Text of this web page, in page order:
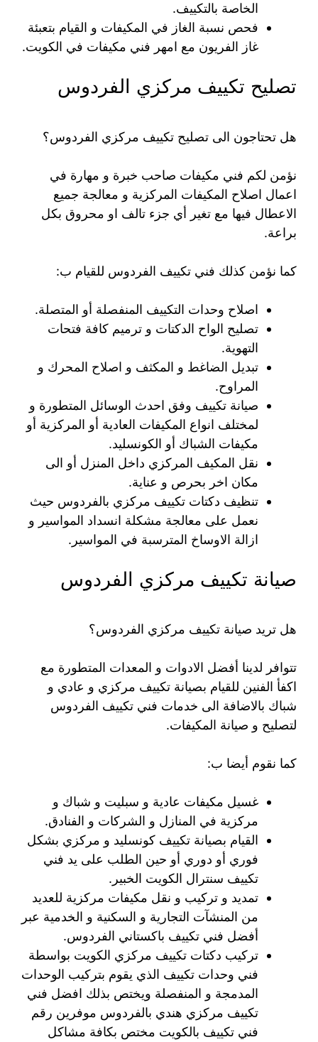
الخاصة بالتكييف.
فحص نسبة الغاز في المكيفات و القيام بتعبئة
غاز الفريون مع امهر فني مكيفات في الكويت.
تصليح تكييف مركزي الفردوس
هل تحتاجون الى تصليح تكييف مركزي الفردوس؟
نؤمن لكم فني مكيفات صاحب خبرة و مهارة في
اعمال اصلاح المكيفات المركزية و معالجة جميع
الاعطال فيها مع تغير أي جزء تالف او محروق بكل
براعة.
كما نؤمن كذلك فني تكييف الفردوس للقيام ب:
اصلاح وحدات التكييف المنفصلة أو المتصلة.
تصليح الواح الدكتات و ترميم كافة فتحات
التهوية.
تبديل الضاغط و المكثف و اصلاح المحرك و
المراوح.
صيانة تكييف وفق احدث الوسائل المتطورة و
لمختلف انواع المكيفات العادية أو المركزية أو
مكيفات الشباك أو الكونسليد.
نقل المكيف المركزي داخل المنزل أو الى
مكان اخر بحرص و عناية.
تنظيف دكتات تكييف مركزي بالفردوس حيث
نعمل على معالجة مشكلة انسداد المواسير و
ازالة الاوساخ المترسبة في المواسير.
صيانة تكييف مركزي الفردوس
هل تريد صيانة تكييف مركزي الفردوس؟
تتوافر لدينا أفضل الادوات و المعدات المتطورة مع
اكفأ الفنين للقيام بصيانة تكييف مركزي و عادي و
شباك بالاضافة الى خدمات فني تكييف الفردوس
لتصليح و صيانة المكيفات.
كما نقوم أيضا ب:
غسيل مكيفات عادية و سبليت و شباك و
مركزية في المنازل و الشركات و الفنادق.
القيام بصيانة تكييف كونسليد و مركزي بشكل
فوري أو دوري أو حين الطلب على يد فني
تكييف سنترال الكويت الخبير.
تمديد و تركيب و نقل مكيفات مركزية للعديد
من المنشآت التجارية و السكنية و الخدمية عبر
أفضل فني تكييف باكستاني الفردوس.
تركيب دكتات تكييف مركزي الكويت بواسطة
فني وحدات تكييف الذي يقوم بتركيب الوحدات
المدمجة و المنفصلة ويختص بذلك افضل فني
تكييف مركزي هندي بالفردوس موفرين رقم
فني تكييف بالكويت مختص بكافة مشاكل